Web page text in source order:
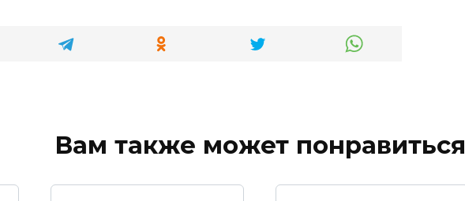
Вам также может понравиться